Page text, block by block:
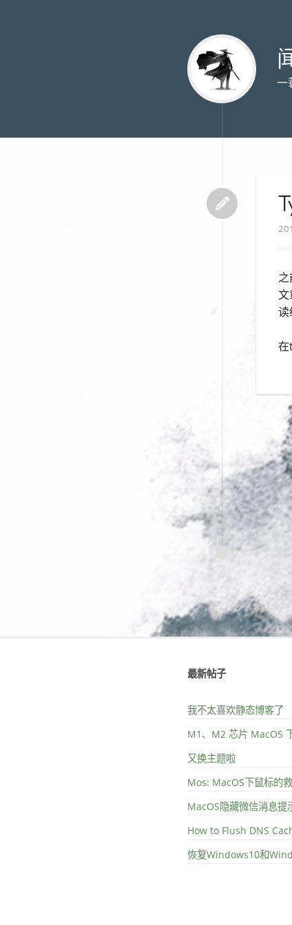
一
读
最新帖子
我不太喜欢静态博客了
M1、M2 芯片 MacOS
又换主题啦
Mos: MacOS下鼠标的
MacOS隐藏微信消息提
How to Flush DNS
恢复Windows10和